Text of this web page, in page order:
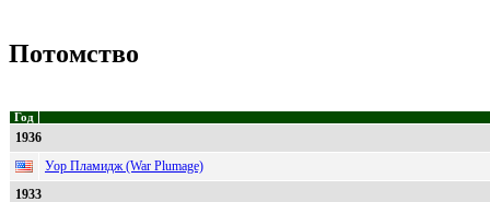
Потомство
Год
1936
Уор Пламидж (War Plumage)
1933